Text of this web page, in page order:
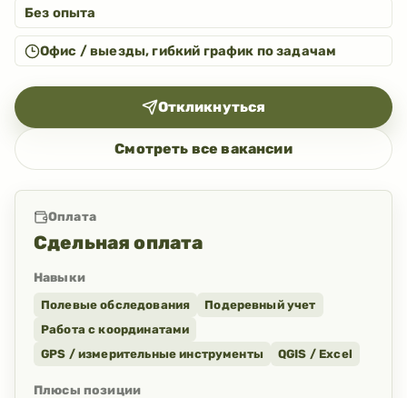
Без опыта
Офис / выезды, гибкий график по задачам
Откликнуться
Смотреть все вакансии
Оплата
Сдельная оплата
Навыки
Полевые обследования
Подеревный учет
Работа с координатами
GPS / измерительные инструменты
QGIS / Excel
Плюсы позиции